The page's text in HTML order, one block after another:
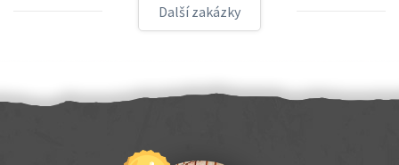
Další zakázky